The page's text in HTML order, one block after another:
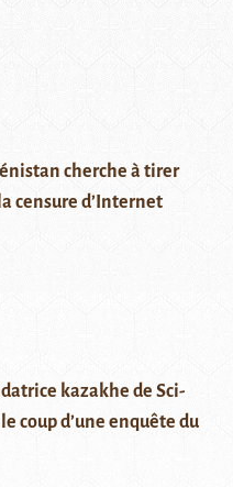
cherche à tirer
censure d’Internet
kazakhe de Sci-
coup d’une enquête du